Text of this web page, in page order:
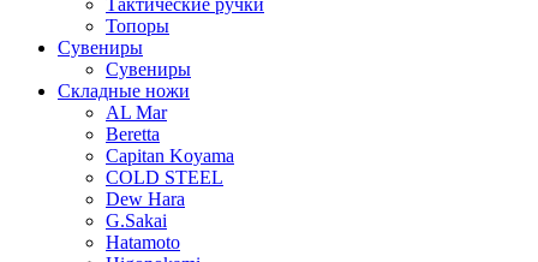
Тактические ручки
Топоры
Сувениры
Сувениры
Складные ножи
AL Mar
Beretta
Capitan Koyama
COLD STEEL
Dew Hara
G.Sakai
Hatamoto